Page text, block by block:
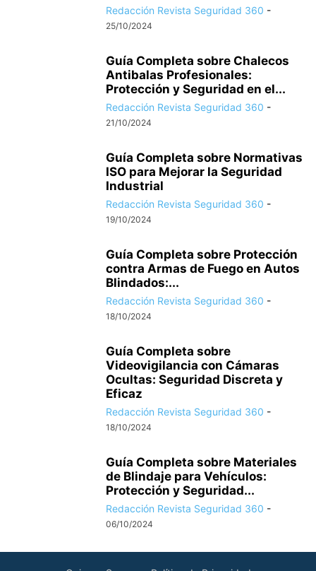
Redacción Revista Seguridad 360 -
25/10/2024
Guía Completa sobre Chalecos
Antibalas Profesionales:
Protección y Seguridad en el...
Redacción Revista Seguridad 360 -
21/10/2024
Guía Completa sobre Normativas
ISO para Mejorar la Seguridad
Industrial
Redacción Revista Seguridad 360 -
19/10/2024
Guía Completa sobre Protección
contra Armas de Fuego en Autos
Blindados:...
Redacción Revista Seguridad 360 -
18/10/2024
Guía Completa sobre
Videovigilancia con Cámaras
Ocultas: Seguridad Discreta y
Eficaz
Redacción Revista Seguridad 360 -
18/10/2024
Guía Completa sobre Materiales
de Blindaje para Vehículos:
Protección y Seguridad...
Redacción Revista Seguridad 360 -
06/10/2024